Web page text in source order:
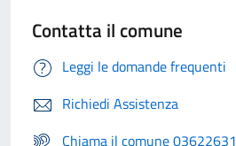
Contatta il comune
Leggi le domande frequenti
Richiedi Assistenza
Chiama il comune 03622631